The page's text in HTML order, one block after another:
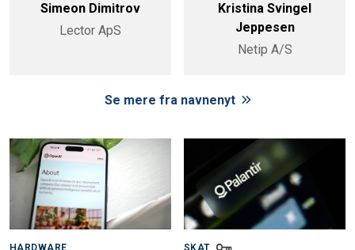
Simeon Dimitrov
Lector ApS
Kristina Svingel
Jeppesen
Netip A/S
Se mere fra navnenyt
HARDWARE SKAT